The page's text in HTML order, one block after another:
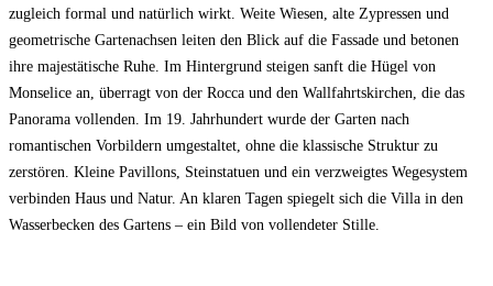
zugleich formal und natürlich wirkt. Weite Wiesen, alte Zypressen und
geometrische Gartenachsen leiten den Blick auf die Fassade und betonen
ihre majestätische Ruhe. Im Hintergrund steigen sanft die Hügel von
Monselice an, überragt von der Rocca und den Wallfahrtskirchen, die das
Panorama vollenden. Im 19. Jahrhundert wurde der Garten nach
romantischen Vorbildern umgestaltet, ohne die klassische Struktur zu
zerstören. Kleine Pavillons, Steinstatuen und ein verzweigtes Wegesystem
verbinden Haus und Natur. An klaren Tagen spiegelt sich die Villa in den
Wasserbecken des Gartens – ein Bild von vollendeter Stille.